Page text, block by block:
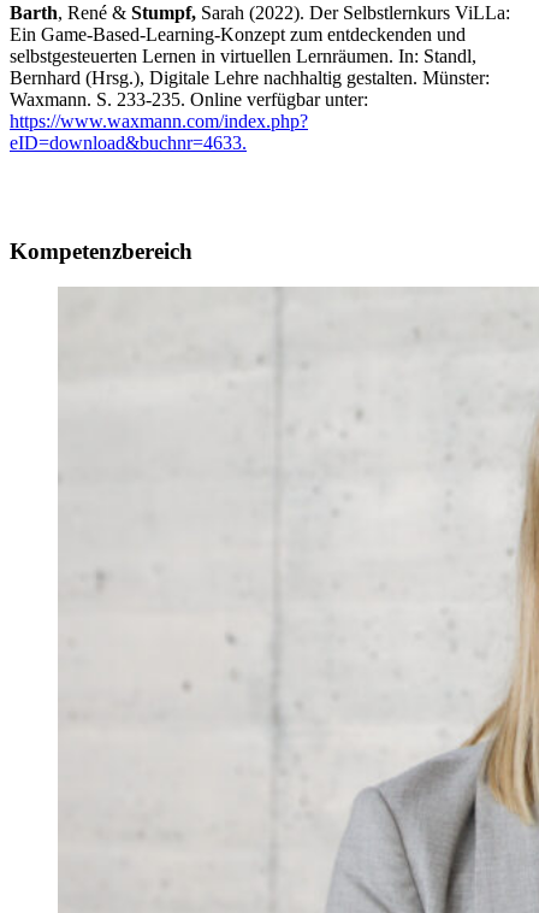
Barth, René & Stumpf, Sarah (2022). Der Selbstlernkurs ViLLa:
Ein Game-Based-Learning-Konzept zum entdeckenden und
selbstgesteuerten Lernen in virtuellen Lernräumen. In: Standl,
Bernhard (Hrsg.), Digitale Lehre nachhaltig gestalten. Münster:
Waxmann. S. 233-235. Online verfügbar unter:
https://www.waxmann.com/index.php?
eID=download&buchnr=4633.
Kompetenzbereich